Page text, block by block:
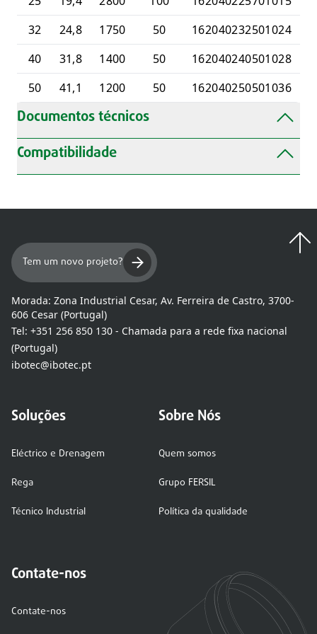
32
24,8 1750 50
162040232501024
40
31,8 1400 50
162040240501028
50
41,1 1200 50 162040250501036
Documentos técnicos
Compatibilidade
Tem um novo projeto?
Morada: Zona Industrial Cesar, Av. Ferreira de Castro, 3700-
606 Cesar (Portugal)
Tel: +351 256 850 130 - Chamada para a rede fixa nacional
(Portugal)
ibotec@ibotec.pt
Soluções
Eléctrico e Drenagem
Rega
Técnico Industrial
Sobre Nós
Quem somos
Grupo FERSIL
Política da qualidade
Contate-nos
Contate-nos